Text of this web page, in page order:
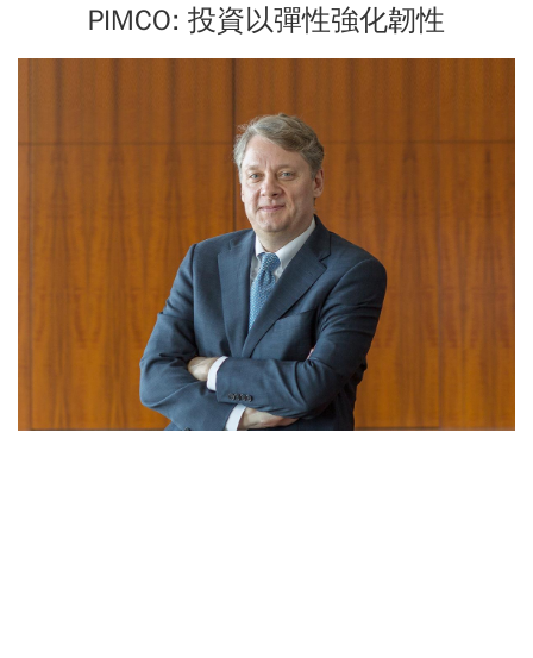
PIMCO: 投資以彈性強化韌性